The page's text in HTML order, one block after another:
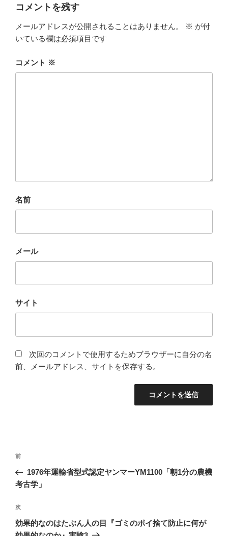
コメントを残す
メールアドレスが公開されることはありません。 ※ が付
いている欄は必須項目です
コメント ※
名前
メール
サイト
次回のコメントで使用するためブラウザーに自分の名
前、メールアドレス、サイトを保存する。
投
ナ
ゲ
ー
前
の
投
前
1976年運輸省型式認定ヤンマーYM1100「朝1分の農機
考古学」
次
の
投
次
効果的なのはたぶん人の目『ゴミのポイ捨て防止に何が